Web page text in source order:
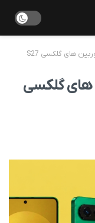
افشای اطلاعاتی تازه از دوربین های گلکسی S27
های گلکسی